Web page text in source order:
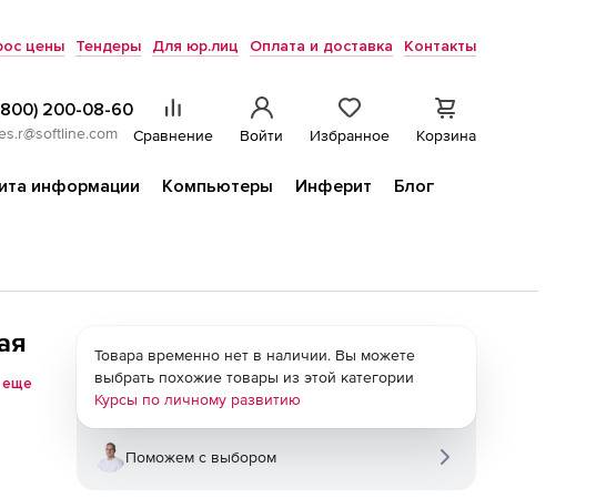
цены Тендеры Для юр.лиц Оплата и доставка Контакты
200-08-60
Сравнение Войти Избранное Корзина
информации Компьютеры Инферит
Блог
еще
Товара временно нет в наличии. Вы можете
выбрать похожие товары из этой категории
Курсы по личному развитию
Поможем с выбором